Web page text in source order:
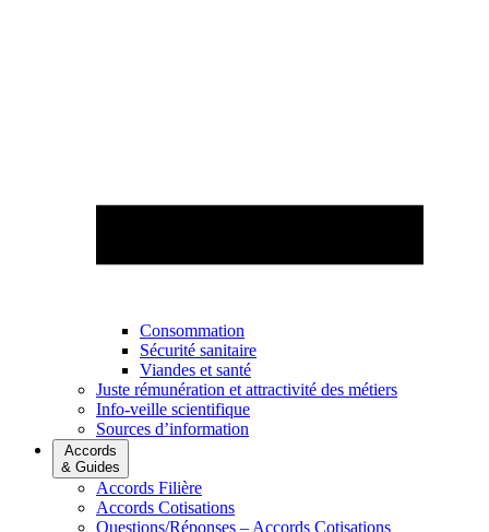
Consommation
Sécurité sanitaire
Viandes et santé
Juste rémunération et attractivité des métiers
Info-veille scientifique
Sources d’information
Accords
& Guides
Accords Filière
Accords Cotisations
Questions/Réponses – Accords Cotisations